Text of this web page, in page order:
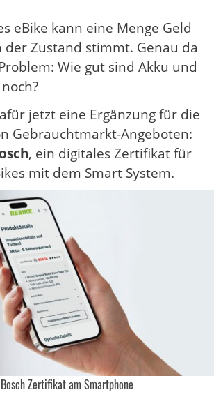
eBike kann eine Menge Geld
der Zustand stimmt. Genau da
Wie gut sind Akku und
jetzt eine Ergänzung für die
Gebrauchtmarkt-Angeboten:
, ein digitales Zertifikat für
mit dem Smart System.
Zertifikat am Smartphone